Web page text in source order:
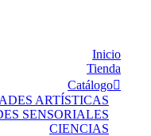
Inicio
Tienda
Catálogo
ARTÍSTICAS
SENSORIALES
CIENCIAS